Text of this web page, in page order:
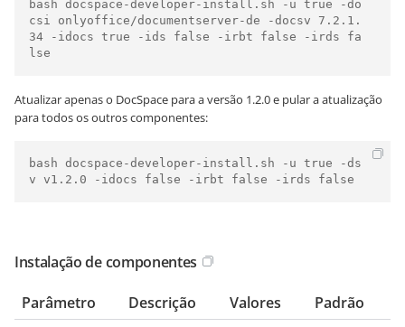
bash docspace-developer-install.sh -u true -do
csi onlyoffice/documentserver-de -docsv 7.2.1.
34 -idocs true -ids false -irbt false -irds fa
lse
Atualizar apenas o DocSpace para a versão 1.2.0 e pular a atualização
para todos os outros componentes:
bash docspace-developer-install.sh -u true -ds
v v1.2.0 -idocs false -irbt false -irds false
Instalação de componentes
Parâmetro Descrição Valores Padrão